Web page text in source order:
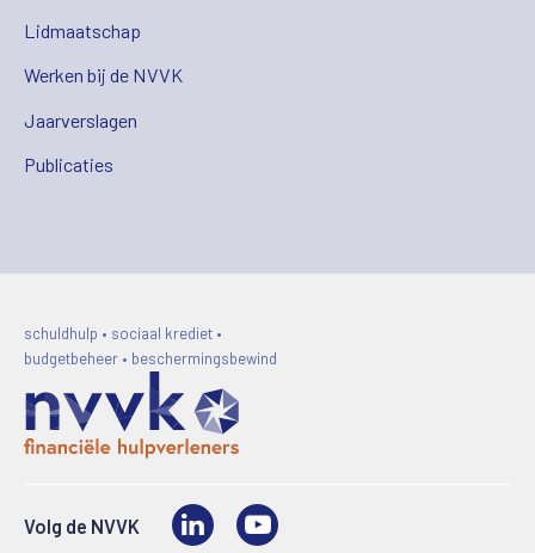
Lidmaatschap
Werken bij de NVVK
Jaarverslagen
Publicaties
schuldhulp • sociaal krediet •
budgetbeheer • beschermingsbewind
Volg de NVVK LinkedIn